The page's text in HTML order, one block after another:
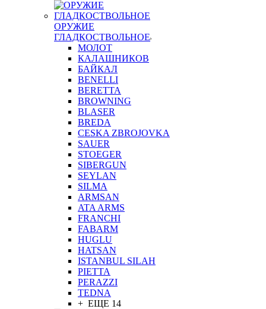
ОРУЖИЕ
ГЛАДКОСТВОЛЬНОЕ
МОЛОТ
КАЛАШНИКОВ
БАЙКАЛ
BENELLI
BERETTA
BROWNING
BLASER
BREDA
CESKA ZBROJOVKA
SAUER
STOEGER
SIBERGUN
SEYLAN
SILMA
ARMSAN
ATA ARMS
FRANCHI
FABARM
HUGLU
HATSAN
ISTANBUL SILAH
PIETTA
PERAZZI
TEDNA
+ ЕЩЕ 14